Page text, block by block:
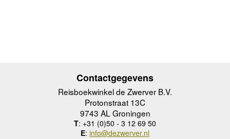
Contactgegevens
Reisboekwinkel de Zwerver B.V.
Protonstraat 13C
9743 AL Groningen
T: +31 (0)50 - 3 12 69 50
E: info@dezwerver.nl